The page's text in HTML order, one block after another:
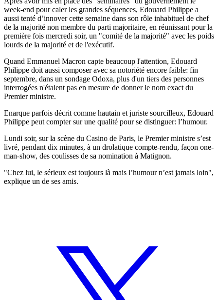
week-end pour caler les grandes séquences, Edouard Philippe a
aussi tenté d’innover cette semaine dans son rôle inhabituel de chef
de la majorité non membre du parti majoritaire, en réunissant pour la
première fois mercredi soir, un "comité de la majorité" avec les poids
lourds de la majorité et de l'exécutif.
Quand Emmanuel Macron capte beaucoup l'attention, Edouard
Philippe doit aussi composer avec sa notoriété encore faible: fin
septembre, dans un sondage Odoxa, plus d'un tiers des personnes
interrogées n'étaient pas en mesure de donner le nom exact du
Premier ministre.
Enarque parfois décrit comme hautain et juriste sourcilleux, Edouard
Philippe peut compter sur une qualité pour se distinguer: l’humour.
Lundi soir, sur la scène du Casino de Paris, le Premier ministre s’est
livré, pendant dix minutes, à un drolatique compte-rendu, façon one-
man-show, des coulisses de sa nomination à Matignon.
"Chez lui, le sérieux est toujours là mais l’humour n’est jamais loin",
explique un de ses amis.